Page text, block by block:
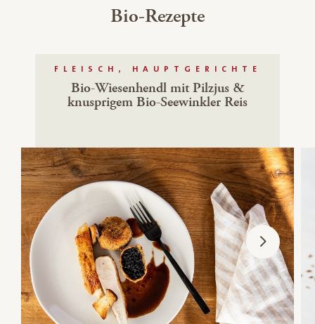
Bio-Rezepte
FLEISCH, HAUPTGERICHTE
Bio-Wiesenhendl mit Pilzjus &
knusprigem Bio-Seewinkler Reis